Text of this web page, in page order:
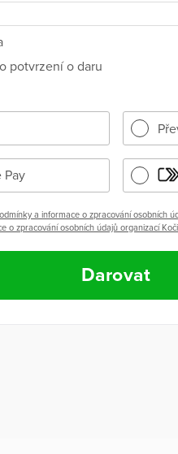
potvrzení o daru
Pay
a informace o zpracování osobních
o zpracování osobních údajů organizací
Darovat